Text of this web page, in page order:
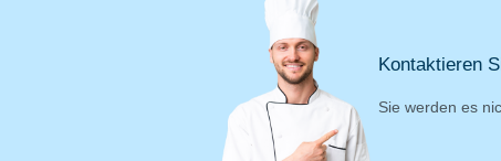
Kontaktieren
Sie werden es